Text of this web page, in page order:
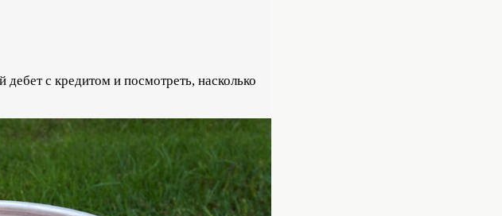
с кредитом и посмотреть, насколько